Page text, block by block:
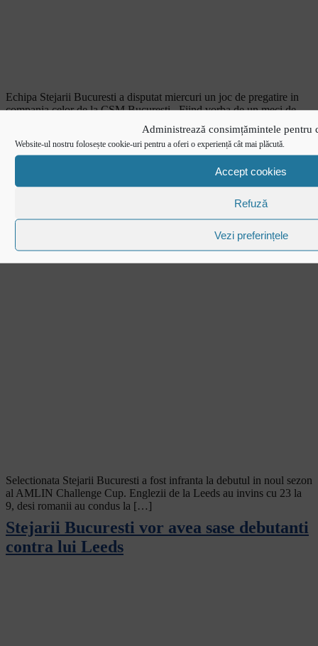
Administrează consimțămintele pentru
Website-ul nostru folosește cookie-uri pentru a oferi o experiență cât mai plăcută.
Accept cookies
Refuză
Vezi preferințele
Echipa Stejarii Bucuresti a disputat miercuri un joc de pregatire in
compania celor de la CSM Bucuresti. Fiind vorba de un meci de
Stejarii Bucuresti au pierdut la debutul in
AMLIN Challenge Cup
Selectionata Stejarii Bucuresti a fost infranta la debutul in noul sezon
al AMLIN Challenge Cup. Englezii de la Leeds au invins cu 23 la
9, desi romanii au condus la […]
Stejarii Bucuresti vor avea sase debutanti
contra lui Leeds